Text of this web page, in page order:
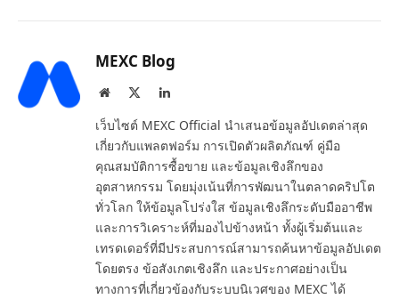
MEXC Blog
Website LinkedIn
เว็บไซต์ MEXC Official นำเสนอข้อมูลอัปเดตล่าสุด
เกี่ยวกับแพลตฟอร์ม การเปิดตัวผลิตภัณฑ์ คู่มือ
คุณสมบัติการซื้อขาย และข้อมูลเชิงลึกของ
อุตสาหกรรม โดยมุ่งเน้นที่การพัฒนาในตลาดคริปโต
ทั่วโลก ให้ข้อมูลโปร่งใส ข้อมูลเชิงลึกระดับมืออาชีพ
และการวิเคราะห์ที่มองไปข้างหน้า ทั้งผู้เริ่มต้นและ
เทรดเดอร์ที่มีประสบการณ์สามารถค้นหาข้อมูลอัปเดต
โดยตรง ข้อสังเกตเชิงลึก และประกาศอย่างเป็น
ทางการที่เกี่ยวข้องกับระบบนิเวศของ MEXC ได้